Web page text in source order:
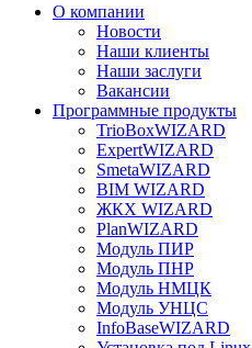
О компании
Новости
Наши клиенты
Наши заслуги
Вакансии
Программные продукты
TrioBoxWIZARD
ExpertWIZARD
SmetaWIZARD
BIM WIZARD
ЖКХ WIZARD
PlanWIZARD
Модуль ПИР
Модуль ПНР
Модуль НМЦК
Модуль УНЦС
InfoBaseWIZARD